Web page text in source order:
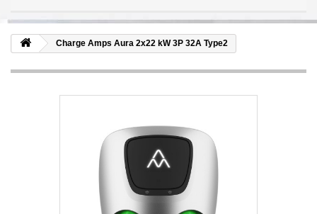
Charge Amps Aura 2x22 kW 3P 32A Type2